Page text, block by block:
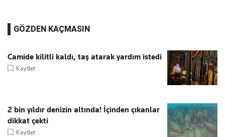
GÖZDEN KAÇMASIN
Camide kilitli kaldı, taş atarak yardım istedi
Kaydet
2 bin yıldır denizin altında! İçinden çıkanlar
dikkat çekti
Kaydet